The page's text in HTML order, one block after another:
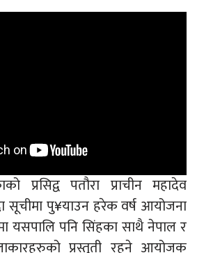
प्रसिद्व पतौरा प्राचीन महादेव
सूचीमा पु¥याउन हरेक वर्ष आयोजना
यसपालि पनि सिंहका साथै नेपाल र
प्रस्तुती रहने आयोजक